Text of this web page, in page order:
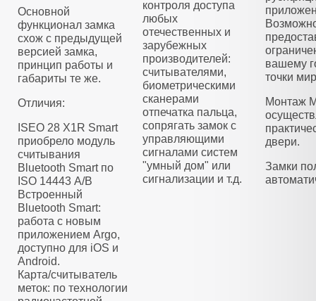
Основной
функционал замка
схож с предыдущей
версией замка,
принцип работы и
габариты те же.
Отличия:
ISEO 28 X1R Smart
приобрело модуль
считывания
Bluetooth Smart по
ISO 14443 А/B
Встроенный
Bluetooth Smart:
работа с новым
приложением Argo,
доступно для iOS и
Android.
Карта/считыватель
меток: по технологии
контроля доступа
любых
отечественных и
зарубежных
производителей:
считывателями,
биометрическими
сканерами
отпечатка пальца,
сопрягать замок с
управляющими
сигналами систем
"умный дом" или
сигнализации и т.д.
вашему
точки
Монтаж
двери.
Замки